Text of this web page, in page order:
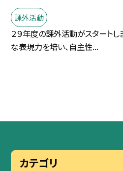
課外活動
２９年度の課外活動がスタートし
な表現力を培い、自主性...
カテゴリ